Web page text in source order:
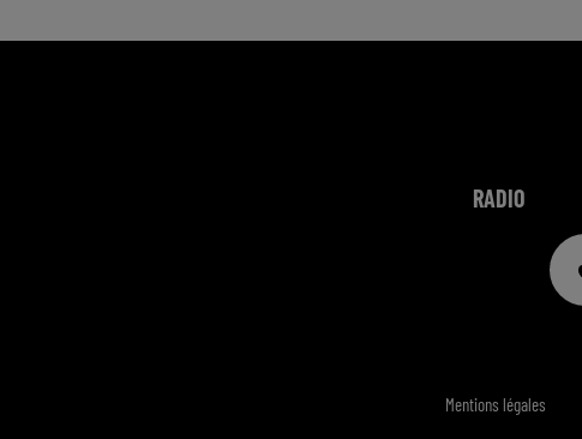
RADIO
Mentions légales